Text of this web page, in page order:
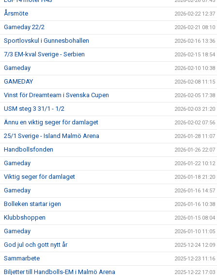
Årsmöte 2026-02-22 12:37
Gameday 22/2 2026-02-21 08:10
Sportlovskul i Gunnesbohallen 2026-02-16 13:36
7/3 EM-kval Sverige - Serbien 2026-02-15 18:54
Gameday 2026-02-10 10:38
GAMEDAY 2026-02-08 11:15
Vinst för Dreamteam i Svenska Cupen 2026-02-05 17:38
USM steg 3 31/1 - 1/2 2026-02-03 21:20
Ännu en viktig seger för damlaget 2026-02-02 07:56
25/1 Sverige - Island Malmö Arena 2026-01-28 11:07
Handbollsfonden 2026-01-26 22:07
Gameday 2026-01-22 10:12
Viktig seger för damlaget 2026-01-18 21:20
Gameday 2026-01-16 14:57
Bolleken startar igen 2026-01-16 10:38
Klubbshoppen 2026-01-15 08:04
Gameday 2026-01-10 11:05
God jul och gott nytt år 2025-12-24 12:09
Sammarbete 2025-12-23 11:16
Biljetter till Handbolls-EM i Malmö Arena 2025-12-22 17:03